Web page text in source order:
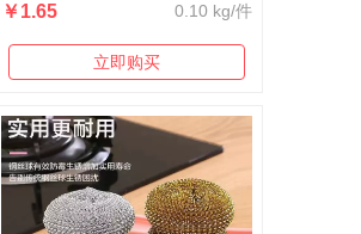
￥1.65 0.10 kg/件
立即购买